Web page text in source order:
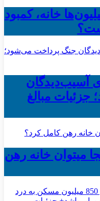
خانه، کمبود
آسیب‌دیدگان
مبالغ
کجا میتوان خانه رهن